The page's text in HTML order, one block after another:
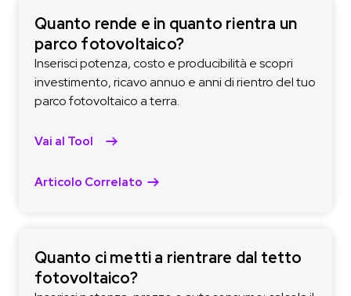
Quanto rende e in quanto rientra un
parco fotovoltaico?
Inserisci potenza, costo e producibilità e scopri
investimento, ricavo annuo e anni di rientro del tuo
parco fotovoltaico a terra.
Vai al Tool
Articolo Correlato
Quanto ci metti a rientrare dal tetto
fotovoltaico?